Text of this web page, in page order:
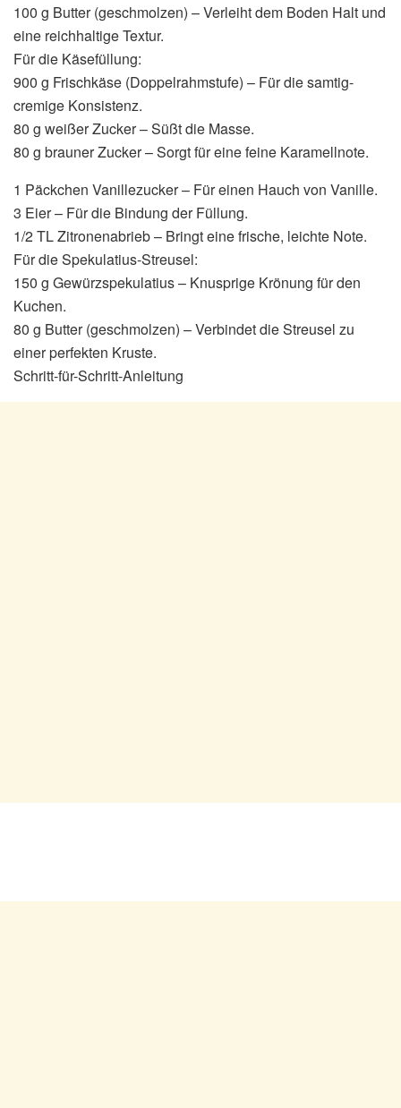
100 g Butter (geschmolzen) – Verleiht dem Boden Halt und
eine reichhaltige Textur.
Für die Käsefüllung:
900 g Frischkäse (Doppelrahmstufe) – Für die samtig-
cremige Konsistenz.
80 g weißer Zucker – Süßt die Masse.
80 g brauner Zucker – Sorgt für eine feine Karamellnote.
1 Päckchen Vanillezucker – Für einen Hauch von Vanille.
3 Eier – Für die Bindung der Füllung.
1/2 TL Zitronenabrieb – Bringt eine frische, leichte Note.
Für die Spekulatius-Streusel:
150 g Gewürzspekulatius – Knusprige Krönung für den
Kuchen.
80 g Butter (geschmolzen) – Verbindet die Streusel zu
einer perfekten Kruste.
Schritt-für-Schritt-Anleitung